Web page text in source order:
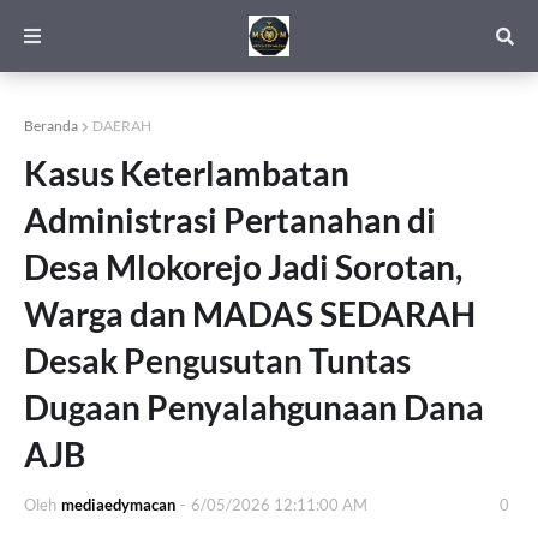
Beranda DAERAH
Kasus Keterlambatan
Administrasi Pertanahan di
Desa Mlokorejo Jadi Sorotan,
Warga dan MADAS SEDARAH
Desak Pengusutan Tuntas
Dugaan Penyalahgunaan Dana
AJB
Oleh mediaedymacan - 6/05/2026 12:11:00 AM 0